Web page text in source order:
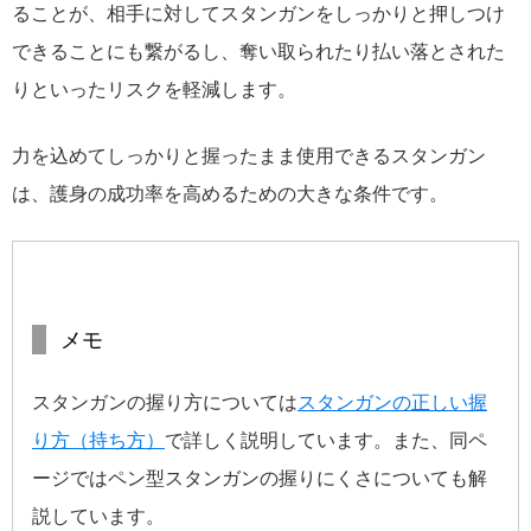
ることが、相手に対してスタンガンをしっかりと押しつけ
できることにも繋がるし、奪い取られたり払い落とされた
りといったリスクを軽減します。
力を込めてしっかりと握ったまま使用できるスタンガン
は、護身の成功率を高めるための大きな条件です。
メモ
スタンガンの握り方についてはスタンガンの正しい握
り方（持ち方） で詳しく説明しています。また、同ペ
ージではペン型スタンガンの握りにくさについても解
説しています。